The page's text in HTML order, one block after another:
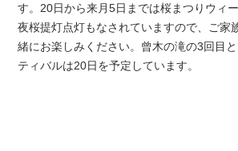
す。20日から来月5日までは桜まつりウィ
夜桜提灯点灯もなされていますので、ご家
緒にお楽しみください。曾木の滝の3回目
ティバルは20日を予定しています。